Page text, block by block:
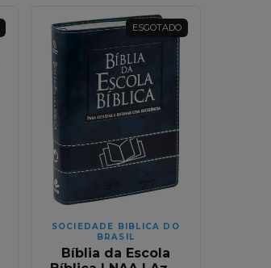
ESGOTADO
SOCIEDADE BIBLICA DO
BRASIL
Bíblia da Escola